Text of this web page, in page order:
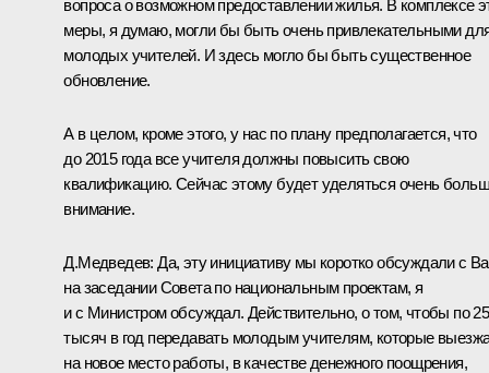
вопроса о возможном предоставлении жилья. В комплексе
меры, я думаю, могли бы быть очень привлекательными
молодых учителей. И здесь могло бы быть существенное
обновление.
А в целом, кроме этого, у нас по плану предполагается, что
до 2015 года все учителя должны повысить свою
квалификацию. Сейчас этому будет уделяться очень
внимание.
Д.Медведев: Да, эту инициативу мы коротко обсуждали с
на заседании Совета по национальным проектам, я
и с Министром обсуждал. Действительно, о том, чтобы по
тысяч в год передавать молодым учителям, которые
на новое место работы, в качестве денежного поощрения,